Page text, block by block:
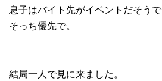
息子はバイト先がイベントだそうで
そっち優先で。
結局一人で見に来ました。